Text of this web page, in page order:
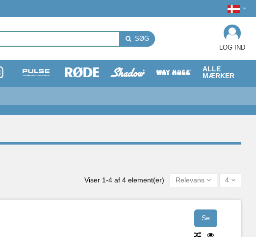
SØG
LOG IND
ALLE
MÆRKER
Viser 1-4 af 4 element(er) Relevans 4
Se